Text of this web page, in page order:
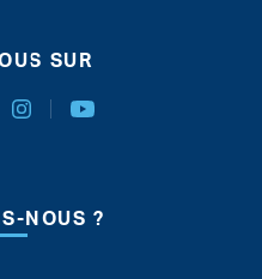
SUR
Abdominale
Chirurgie de l'obésité
InstagramYoutube
NOUS ?